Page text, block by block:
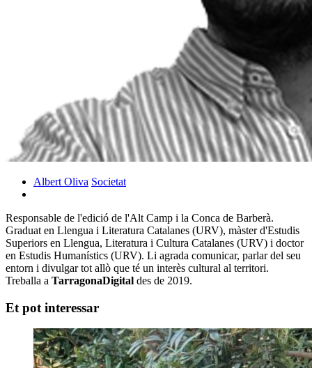
Albert Oliva Societat
Responsable de l'edició de l'Alt Camp i la Conca de Barberà.
Graduat en Llengua i Literatura Catalanes (URV), màster d'Estudis
Superiors en Llengua, Literatura i Cultura Catalanes (URV) i doctor
en Estudis Humanístics (URV). Li agrada comunicar, parlar del seu
entorn i divulgar tot allò que té un interès cultural al territori.
Treballa a TarragonaDigital des de 2019.
Et pot interessar